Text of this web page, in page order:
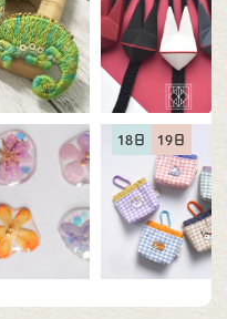
18日 19日